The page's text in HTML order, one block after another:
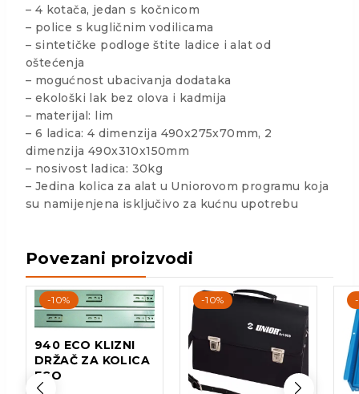
– 4 kotača, jedan s kočnicom
– police s kugličnim vodilicama
– sintetičke podloge štite ladice i alat od
oštećenja
– mogućnost ubacivanja dodataka
– ekološki lak bez olova i kadmija
– materijal: lim
– 6 ladica: 4 dimenzija 490x275x70mm, 2
dimenzija 490x310x150mm
– nosivost ladica: 30kg
– Jedina kolica za alat u Uniorovom programu koja
su namijenjena isključivo za kućnu upotrebu
Povezani proizvodi
-10%
940 ECO KLIZNI
DRŽAČ ZA KOLICA
ECO
-10%